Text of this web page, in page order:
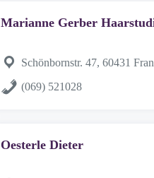
Marianne Gerber
Schönbornstr. 47, 60431
(069) 521028
Oesterle Dieter